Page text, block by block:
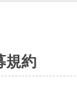
規約